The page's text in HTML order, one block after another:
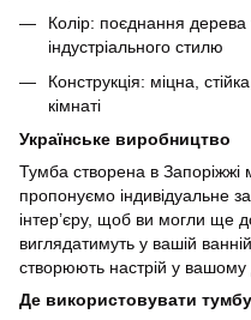
Колір: поєднання
індустріального стилю
Конструкція: міцна,
кімнаті
Українське виробництво
Тумба створена в
пропонуємо індивідуальне
інтер’єру, щоб ви могли ще
виглядатимуть у вашій
створюють настрій у вашому
Де використовувати